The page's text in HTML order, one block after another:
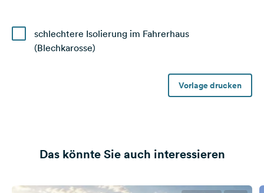
schlechtere Isolierung im Fahrerhaus
(Blechkarosse)
Vorlage drucken
Das könnte Sie auch interessieren